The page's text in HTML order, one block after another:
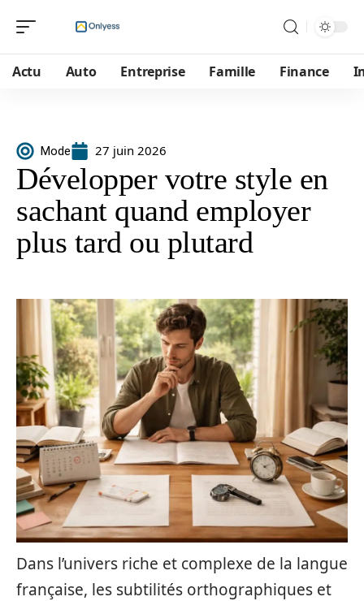
Actu Auto Entreprise Famille Finance
Mode 27 juin 2026
Développer votre style en
sachant quand employer
plus tard ou plutard
Dans l’univers riche et complexe de la langue
française, les subtilités orthographiques et